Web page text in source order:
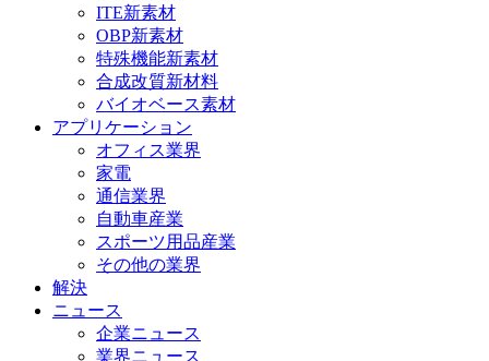
ITE新素材
OBP新素材
特殊機能新素材
合成改質新材料
バイオベース素材
アプリケーション
オフィス業界
家電
通信業界
自動車産業
スポーツ用品産業
その他の業界
解決
ニュース
企業ニュース
業界ニュース